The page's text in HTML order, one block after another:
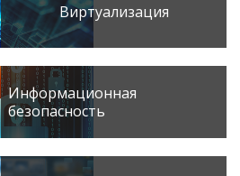
Виртуализация
Информационная
безопасность